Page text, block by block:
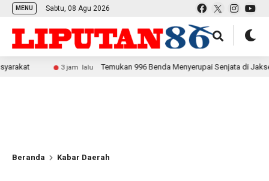
MENU Sabtu, 08 Agu 2026
3 jam lalu Temukan 996 Benda Menyerupai Senjata di Jaksel, Polda
Beranda Kabar Daerah